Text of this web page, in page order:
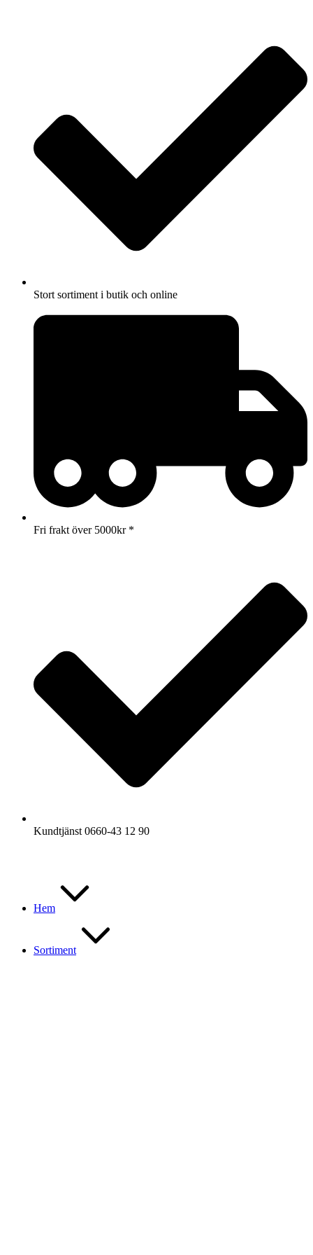
Stort sortiment i butik och online
Fri frakt över 5000kr *
Kundtjänst 0660-43 12 90
Hem
Sortiment